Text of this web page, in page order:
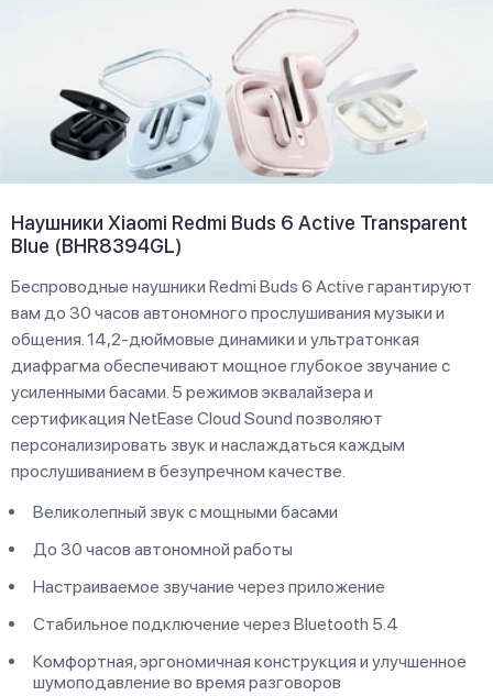
Наушники Xiaomi Redmi Buds 6 Active Transparent
Blue (BHR8394GL)
Беспроводные наушники Redmi Buds 6 Active гарантируют
вам до 30 часов автономного прослушивания музыки и
общения. 14,2-дюймовые динамики и ультратонкая
диафрагма обеспечивают мощное глубокое звучание с
усиленными басами. 5 режимов эквалайзера и
сертификация NetEase Cloud Sound позволяют
персонализировать звук и наслаждаться каждым
прослушиванием в безупречном качестве.
Великолепный звук с мощными басами
До 30 часов автономной работы
Настраиваемое звучание через приложение
Стабильное подключение через Bluetooth 5.4
Комфортная, эргономичная конструкция и улучшенное
шумоподавление во время разговоров